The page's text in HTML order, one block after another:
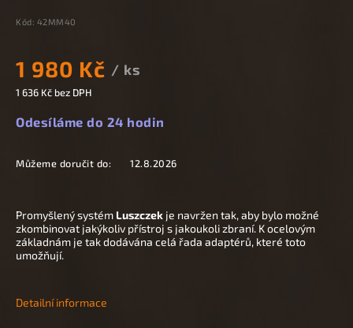
Kód: 42MM40
1 980 Kč / ks
1 636 Kč bez DPH
Odesíláme do 24 hodin
Můžeme doručit do: 12.8.2026
Promyšlený systém Luszczek je navržen tak, aby bylo možné
zkombinovat jakýkoliv přístroj s jakoukoli zbraní. K ocelovým
základnám je tak dodávána celá řada adaptérů, které toto
umožňují.
Detailní informace